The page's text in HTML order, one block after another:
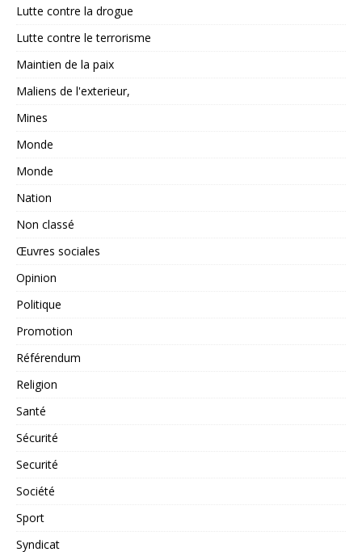
Lutte contre la drogue
Lutte contre le terrorisme
Maintien de la paix
Maliens de l'exterieur,
Mines
Monde
Monde
Nation
Non classé
Œuvres sociales
Opinion
Politique
Promotion
Référendum
Religion
Santé
Sécurité
Securité
Société
Sport
Syndicat